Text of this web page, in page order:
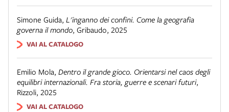
Simone Guida, L'inganno dei confini. Come la geografia
governa il mondo, Gribaudo, 2025
VAI AL CATALOGO
Emilio Mola, Dentro il grande gioco. Orientarsi nel caos degli
equilibri internazionali. Fra storia, guerre e scenari futuri,
Rizzoli, 2025
VAI AL CATALOGO